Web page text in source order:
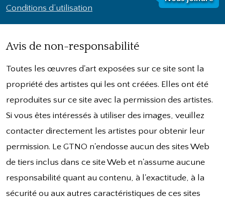
Conditions d’utilisation
Avis de non-responsabilité
Toutes les œuvres d'art exposées sur ce site sont la
propriété des artistes qui les ont créées. Elles ont été
reproduites sur ce site avec la permission des artistes.
Si vous êtes intéressés à utiliser des images, veuillez
contacter directement les artistes pour obtenir leur
permission. Le GTNO n'endosse aucun des sites Web
de tiers inclus dans ce site Web et n'assume aucune
responsabilité quant au contenu, à l'exactitude, à la
sécurité ou aux autres caractéristiques de ces sites